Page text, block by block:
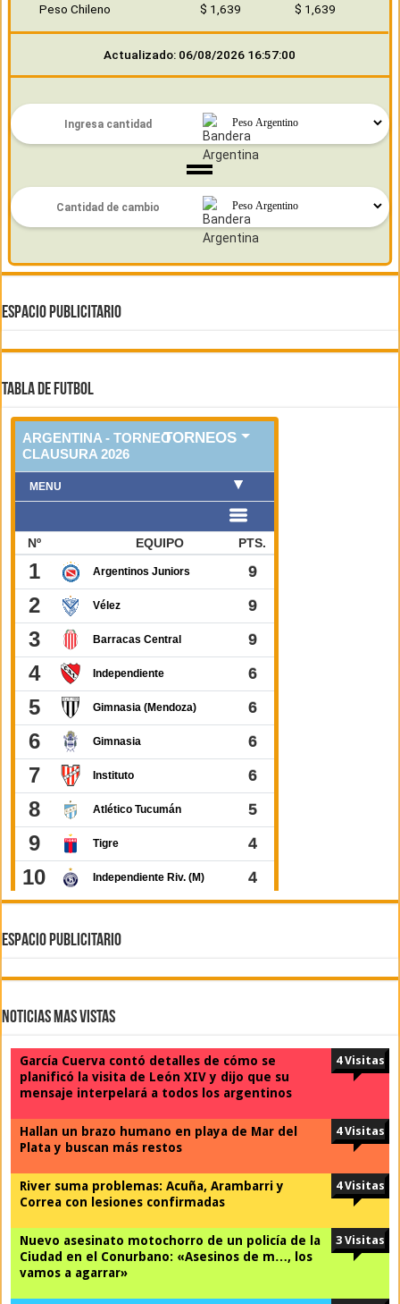
Peso Chileno $ 1,639 $ 1,639
Actualizado: 06/08/2026 16:57:00
ESPACIO PUBLICITARIO
TABLA DE FUTBOL
ESPACIO PUBLICITARIO
Noticias Mas Vistas
García Cuerva contó detalles de cómo se
planificó la visita de León XIV y dijo que su
mensaje interpelará a todos los argentinos
4 Visitas
Hallan un brazo humano en playa de Mar del
Plata y buscan más restos
4 Visitas
River suma problemas: Acuña, Arambarri y
Correa con lesiones confirmadas
4 Visitas
Nuevo asesinato motochorro de un policía de la
Ciudad en el Conurbano: «Asesinos de m…, los
vamos a agarrar»
3 Visitas